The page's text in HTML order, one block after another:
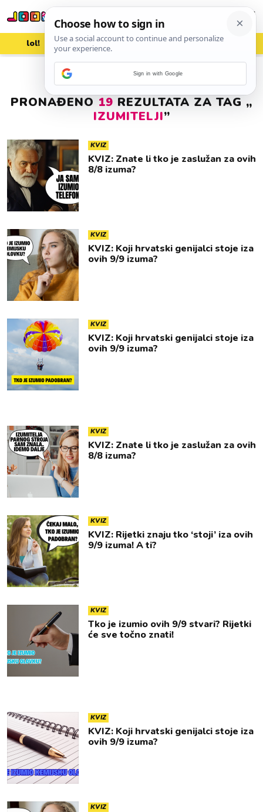
lol! aww vrh! woot?!
PRONAĐENO 19 REZULTATA ZA TAG „
IZUMITELJI”
KVIZ
KVIZ: Znate li tko je zaslužan za ovih
8/8 izuma?
KVIZ
KVIZ: Koji hrvatski genijalci stoje iza
ovih 9/9 izuma?
KVIZ
KVIZ: Koji hrvatski genijalci stoje iza
ovih 9/9 izuma?
KVIZ
KVIZ: Znate li tko je zaslužan za ovih
8/8 izuma?
KVIZ
KVIZ: Rijetki znaju tko ‘stoji’ iza ovih
9/9 izuma! A ti?
KVIZ
Tko je izumio ovih 9/9 stvari? Rijetki
će sve točno znati!
KVIZ
KVIZ: Koji hrvatski genijalci stoje iza
ovih 9/9 izuma?
KVIZ
Sign in with Google